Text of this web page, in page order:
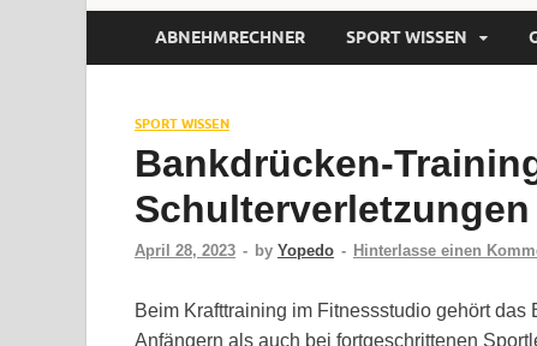
ABNEHMRECHNER SPORT WISSEN
SPORT WISSEN
Bankdrücken-
Schulterverletzungen
April 28, 2023 - by Yopedo - Hinterlasse einen
Beim Krafttraining im Fitnessstudio gehört
Anfängern als auch bei fortgeschrittenen